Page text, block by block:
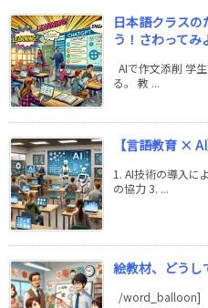
日本語クラス
う！さわってみ
AIで作文添削 学
る。 教 ...
【言語教育 ×
1. AI技術の導入に
の協力 3. ...
絵教材、どうし
/word_balloon]